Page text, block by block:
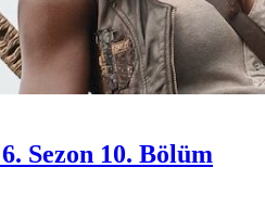
Sezon 10. Bölüm